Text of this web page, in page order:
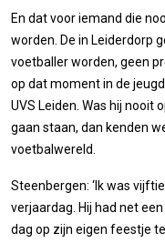
En dat voor iemand die
worden. De in Leiderdorp
voetballer worden, geen
op dat moment in de
UVS Leiden. Was hij nooit
gaan staan, dan kenden
voetbalwereld.
Steenbergen: ‘Ik was
verjaardag. Hij had net
dag op zijn eigen feestje